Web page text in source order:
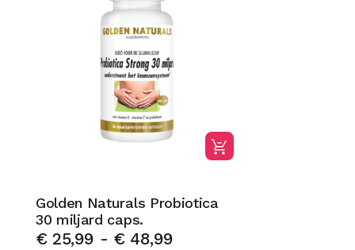
Golden Naturals Probiotica
30 miljard caps.
€25,99 - €48,99